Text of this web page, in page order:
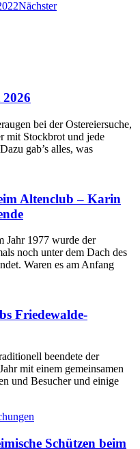
Nächster
bei der Ostereiersuche,
mit Stockbrot und jede
gab’s alles, was
Altenclub – Karin
Jahr 1977 wurde der
noch unter dem Dach des
Waren es am Anfang
Friedewalde-
beendete der
mit einem gemeinsamen
und Besucher und einige
Schützen beim